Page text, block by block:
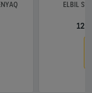
ELBIL
12-